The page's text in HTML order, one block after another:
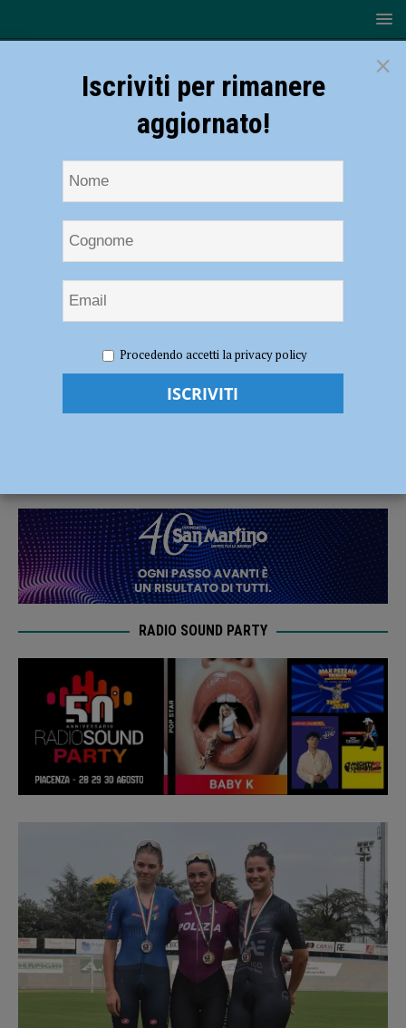
su Pista – I risultati della prima giornata del Memorial Pavesi
Ciclismo su Pista – I risultati della prima
RADIO SOUND PARTY
×
Iscriviti per rimanere
aggiornato!
Procedendo accetti la privacy policy